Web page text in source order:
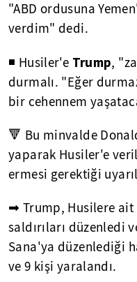
"ABD ordusuna
verdim" dedi.
◾ Husiler'e Trump,
durmalı. "Eğer
bir cehennem
🔻 Bu minvalde
yaparak Husiler'e
ermesi gerektiği
➡ Trump, Husilere
saldırıları düzenledi
Sana'ya düzenlediği
ve 9 kişi yaralandı.